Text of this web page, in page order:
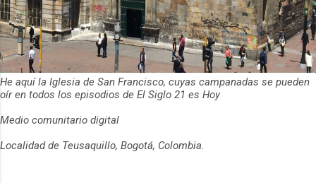
He aquí la Iglesia de San Francisco, cuyas campanadas se pueden
oír en todos los episodios de El Siglo 21 es Hoy
Medio comunitario digital
Localidad de Teusaquillo, Bogotá, Colombia.